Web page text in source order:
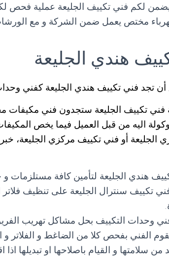
لكم فني تكييف الجليعة عملية فحص
مختص يعمل ضمن الشركة و مع
هندي الجليعة
أن تجد فني تكييف هندي الجليعة كفني
تكييف الجليعة ستجدون فني مكيفات
اليه من قبل العميل فيما يخص
الجليعة أو فني تكييف مركزي الجليعة،
هندي الجليعة لتأمين كافة مستلزمات و
تكييف سنترال الجليعة على تنظيف
وحدات التكييف بحل مشاكل تهريب
الفني بفحص كلا من الضاغط و الفلاتر و
من سلامتها و القيام باصلاحها او تبديلها